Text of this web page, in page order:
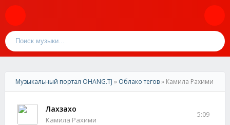
Музыкальный портал OHANG.TJ » Облако тегов» Камила Рахими
Лахзахо
Камила Рахими
5:09